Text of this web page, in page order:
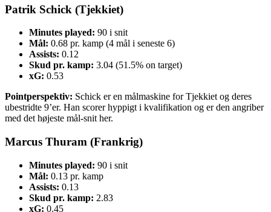
Patrik Schick (Tjekkiet)
Minutes played: 90 i snit
Mål: 0.68 pr. kamp (4 mål i seneste 6)
Assists: 0.12
Skud pr. kamp: 3.04 (51.5% on target)
xG: 0.53
Pointperspektiv: Schick er en målmaskine for Tjekkiet og deres
ubestridte 9’er. Han scorer hyppigt i kvalifikation og er den angriber
med det højeste mål-snit her.
Marcus Thuram (Frankrig)
Minutes played: 90 i snit
Mål: 0.13 pr. kamp
Assists: 0.13
Skud pr. kamp: 2.83
xG: 0.45